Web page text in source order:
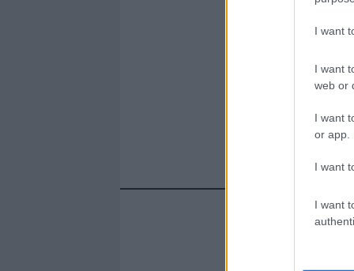
I want
I want
web or
I want
or app.
I want
I want